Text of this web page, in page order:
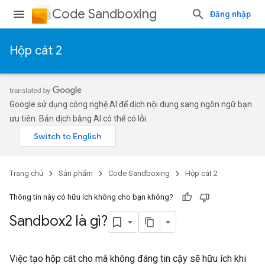
Code Sandboxing Đăng nhập
Hộp cát 2
Google sử dụng công nghệ AI để dịch nội dung sang ngôn ngữ bạn
ưu tiên. Bản dịch bằng AI có thể có lỗi.
Trang chủ Sản phẩm Code Sandboxing Hộp cát 2
Thông tin này có hữu ích không cho bạn không?
Sandbox2 là gì?
Việc tạo hộp cát cho mã không đáng tin cậy sẽ hữu ích khi